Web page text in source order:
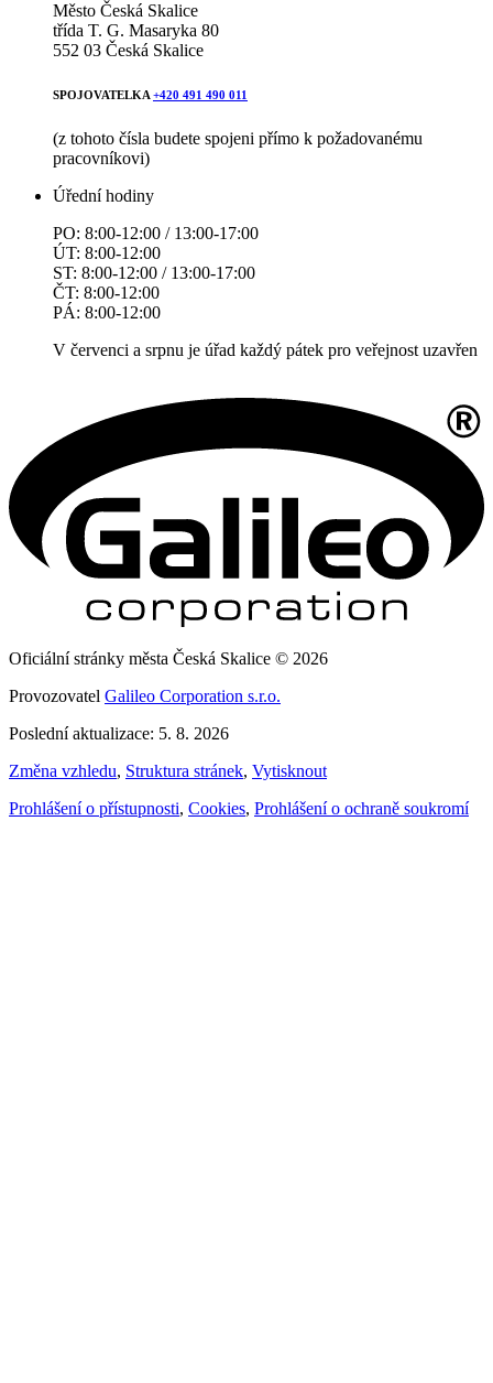
Město Česká Skalice
třída T. G. Masaryka 80
552 03 Česká Skalice
SPOJOVATELKA +420 491 490 011
(z tohoto čísla budete spojeni přímo k požadovanému
pracovníkovi)
Úřední hodiny
PO: 8:00-12:00 / 13:00-17:00
ÚT: 8:00-12:00
ST: 8:00-12:00 / 13:00-17:00
ČT: 8:00-12:00
PÁ: 8:00-12:00
V červenci a srpnu je úřad každý pátek pro veřejnost uzavřen
Oficiální stránky města Česká Skalice © 2026
Provozovatel Galileo Corporation s.r.o.
Poslední aktualizace: 5. 8. 2026
Změna vzhledu, Struktura stránek, Vytisknout
Prohlášení o přístupnosti, Cookies, Prohlášení o ochraně soukromí